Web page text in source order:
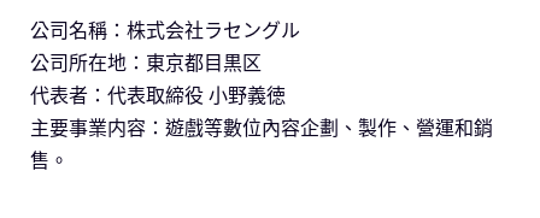
公司名稱：株式会社ラセングル
公司所在地：東京都目黒区
代表者：代表取締役 小野義徳
主要事業内容：遊戲等數位內容企劃、製作、營運和銷
售。